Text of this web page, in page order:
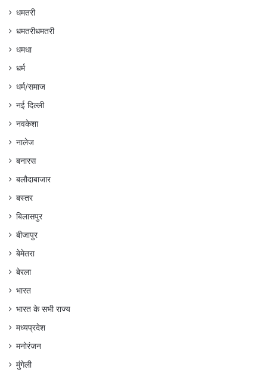
धमतरी
धमतरीधमतरी
धमधा
धर्म
धर्म/समाज
नई दिल्ली
नवकेशा
नालेज
बनारस
बलौदाबाजार
बस्तर
बिलासपुर
बीजापुर
बेमेतरा
बेरला
भारत
भारत के सभी राज्य
मध्यप्रदेश
मनोरंजन
मुंगेली